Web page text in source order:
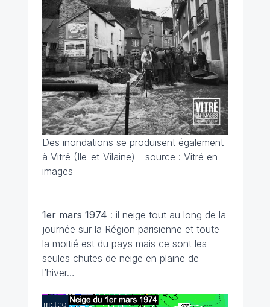
Des inondations se produisent également
à Vitré (Ile-et-Vilaine) - source : Vitré en
images
1er mars 1974 : il neige tout au long de la
journée sur la Région parisienne et toute
la moitié est du pays mais ce sont les
seules chutes de neige en plaine de
l’hiver…